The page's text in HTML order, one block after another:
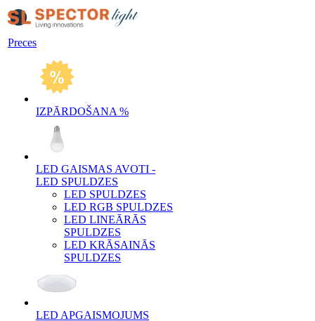
Preces
IZPĀRDOŠANA %
LED GAISMAS AVOTI -
LED SPULDZES
LED SPULDZES
LED RGB SPULDZES
LED LINEĀRĀS
SPULDZES
LED KRĀSAINĀS
SPULDZES
LED APGAISMOJUMS